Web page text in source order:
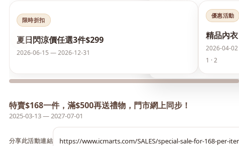
夏日閃涼價 任選3件
‹
限時折扣
夏日閃涼價任選3件$299
2026-06-15 — 2026-12-31
優惠活動
精品內
2026-04-
1 · 2
特賣$168一件，滿$500再送禮物，門市網上同步！
2025-03-13 — 2027-07-01
分享此活動連結